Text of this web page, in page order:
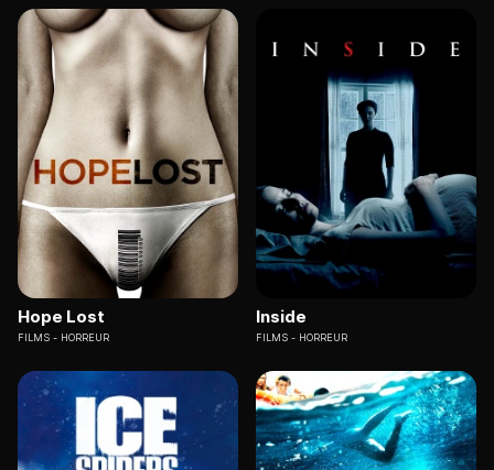
Hope Lost
FILMS HORREUR
Inside
FILMS HORREUR